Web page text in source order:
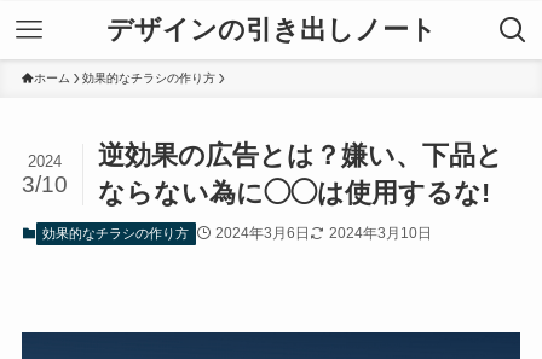
デザインの引き出しノート
ホーム 効果的なチラシの作り方
逆効果の広告とは？嫌い、下品と
ならない為に◯◯は使用するな!
2024
3/10
効果的なチラシの作り方 2024年3月6日 2024年3月10日